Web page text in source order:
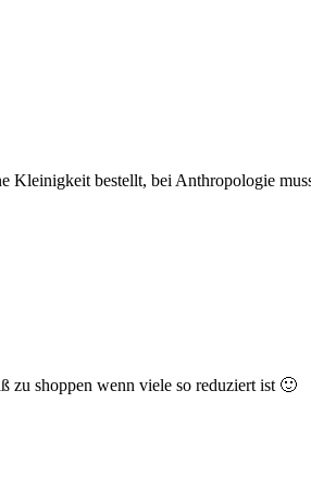
Kleinigkeit bestellt, bei Anthropologie
zu shoppen wenn viele so reduziert ist 🙂